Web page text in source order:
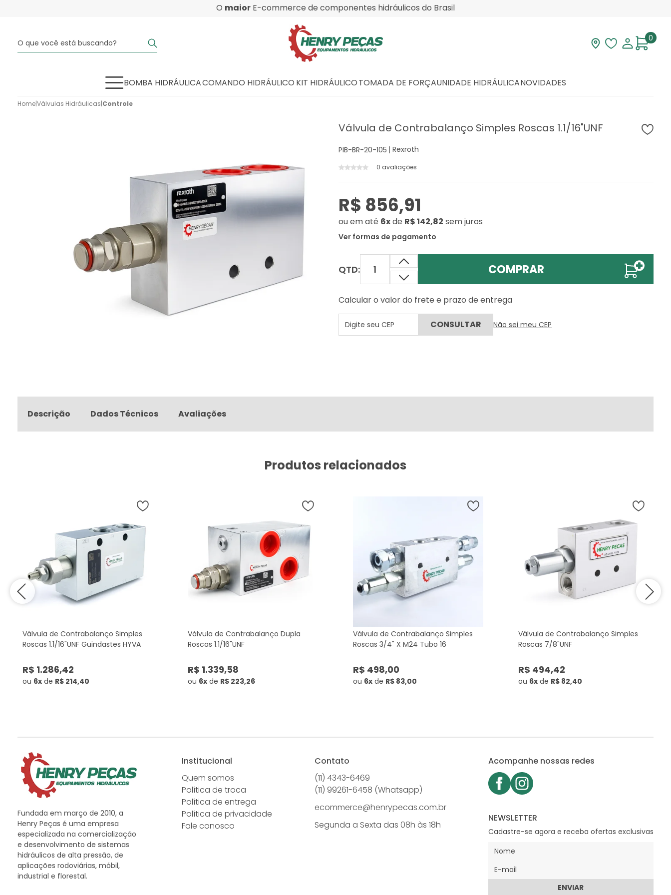
O maior E-commerce de componentes hidráulicos do Brasil
Visite nossa loja
Lista deMinha
0
BOMBA HIDRÁULICACOMANDO HIDRÁULICO KIT HIDRÁULICOTOMADA DE FORÇAUNIDADE HIDRÁULICANOVIDADES
Home|Válvulas Hidráulicas|Controle
Válvula de Contrabalanço Simples Roscas 1.1/16"UNF
PIB-BR-20-105 Rexroth
0 avaliações
R$ 856,91
ouem até 6xde R$ 142,82 sem juros
Ver formas de pagamento
QTD: COMPRAR
Calcular o valor do frete e prazo de entrega
Não sei meu CEP
Descrição Dados Técnicos Avaliações
Produtos relacionados
Válvula de Contrabalanço Simples
Roscas 1.1/16"UNF Guindastes HYVA
R$ 1.286,42
ou 6x de R$ 214,40
Válvula de Contrabalanço Dupla
Roscas 1.1/16"UNF
R$ 1.339,58
ou 6x de R$ 223,26
Válvula de Contrabalanço Simples
Roscas 3/4" X M24 Tubo 16
R$ 498,00
ou 6x de R$ 83,00
Válvula de Contrabalanço Simples
Roscas 7/8"UNF
R$ 494,42
ou 6x de R$ 82,40
Fundada em março de 2010, a
Henry Peças é uma empresa
especializada na comercialização
e desenvolvimento de sistemas
hidráulicos de alta pressão, de
aplicações rodoviárias, móbil,
industrial e florestal.
Institucional
Quem somos
Política de troca
Política de entrega
Política de privacidade
Fale conosco
Contato
(11) 4343-6469
(11) 99261-6458 (Whatsapp)
ecommerce@henrypecas.com.br
Segunda a Sexta das 08h às 18h
Acompanhe nossas redes
NEWSLETTER
Cadastre-se agora e receba ofertas exclusivas
ENVIAR